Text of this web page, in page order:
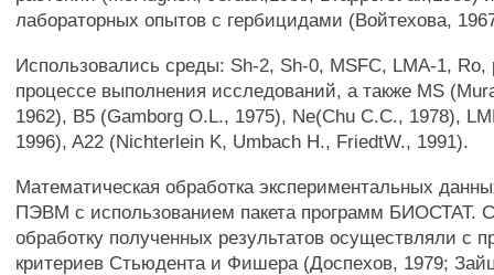
лабораторных опытов с гербицидами (Войтехова,
Использовались среды: Sh-2, Sh-0, MSFC, LMA-1, Ro,
процессе выполнения исследований, а также MS
1962), B5 (Gamborg O.L., 1975), Ne(Chu C.C., 1978),
1996), A22 (Nichterlein K, Umbach H., FriedtW., 1991).
Математическая обработка экспериментальных
ПЭВМ с использованием пакета программ БИОСТАТ.
обработку полученных результатов осуществляли с
критериев Стьюдента и Фишера (Доспехов, 1979;